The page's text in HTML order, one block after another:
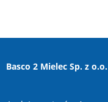
Basco 2 Mielec Sp. z o.o.